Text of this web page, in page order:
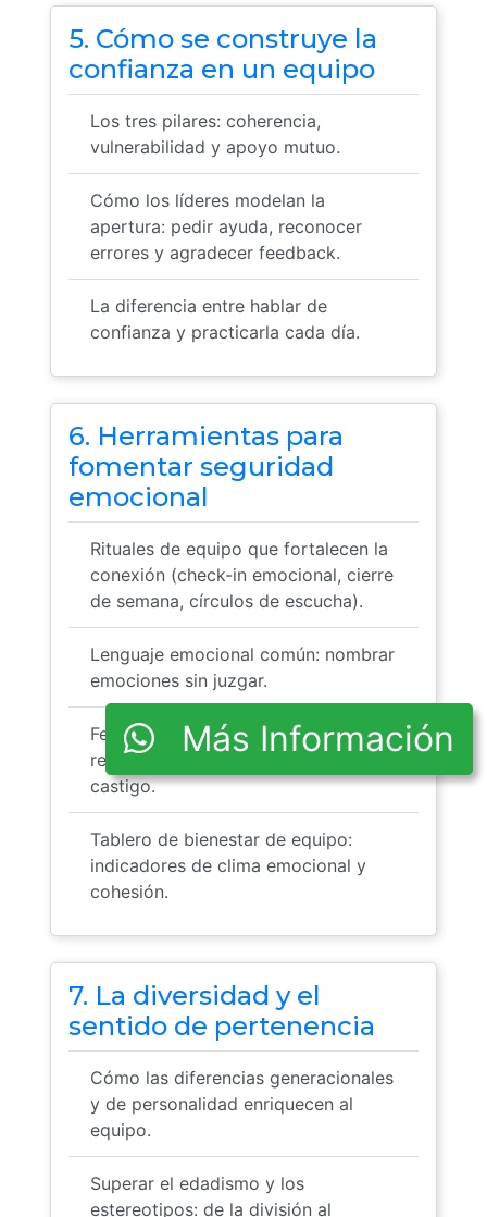
Más Información
5. Cómo se construye la
confianza en un equipo
Los tres pilares: coherencia,
vulnerabilidad y apoyo mutuo.
Cómo los líderes modelan la
apertura: pedir ayuda, reconocer
errores y agradecer feedback.
La diferencia entre hablar de
confianza y practicarla cada día.
6. Herramientas para
fomentar seguridad
emocional
Rituales de equipo que fortalecen la
conexión (check-in emocional, cierre
de semana, círculos de escucha).
Lenguaje emocional común: nombrar
emociones sin juzgar.
Feedback 360 seguro:
retroalimentación sin culpa ni
castigo.
Tablero de bienestar de equipo:
indicadores de clima emocional y
cohesión.
7. La diversidad y el
sentido de pertenencia
Cómo las diferencias generacionales
y de personalidad enriquecen al
equipo.
Superar el edadismo y los
estereotipos: de la división al